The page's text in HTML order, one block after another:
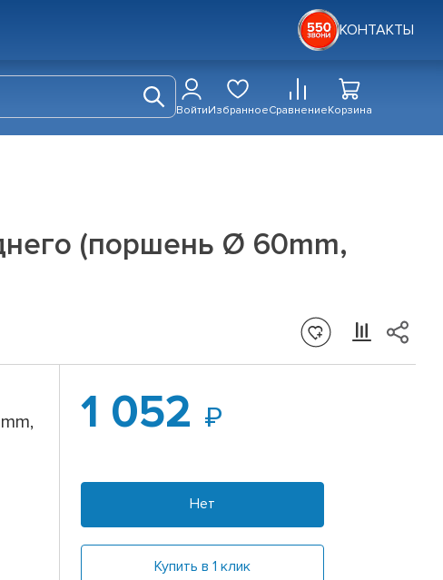
КОНТАКТЫ
ВойтиИзбранноеСравнениеКорзина
(поршень Ø 60mm,
1 052
Нет
Купить в 1 клик